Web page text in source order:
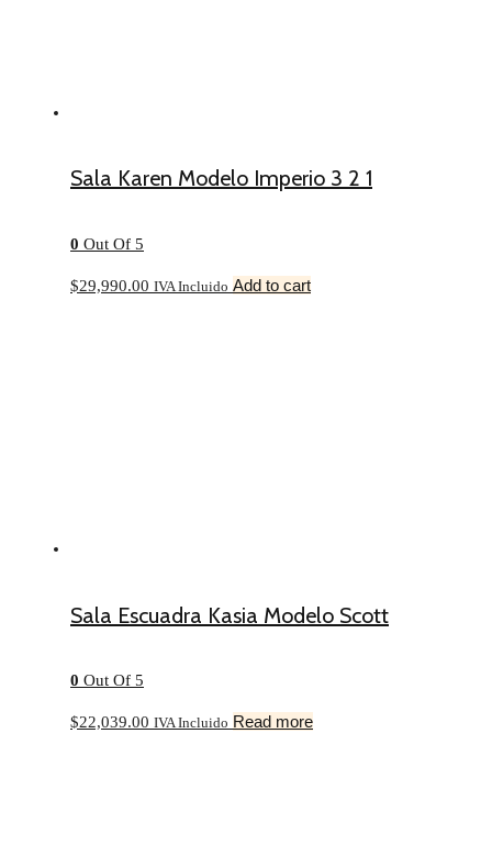
Sala Karen Modelo Imperio 3 2 1
0 Out Of 5
$29,990.00 IVA Incluido Add to cart
Sala Escuadra Kasia Modelo Scott
0 Out Of 5
$22,039.00 IVA Incluido Read more